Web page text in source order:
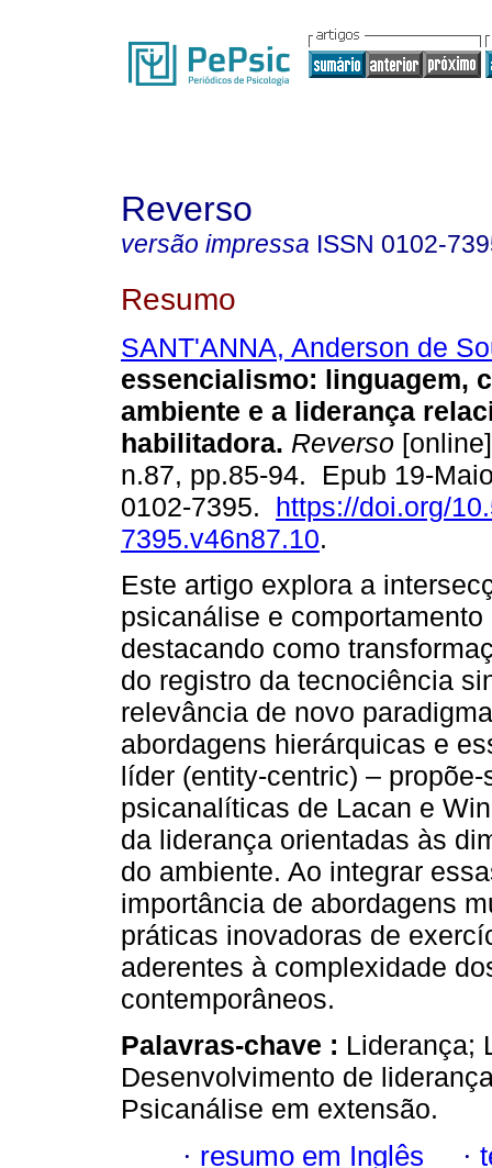
Reverso
versão impressa ISSN 0102-
Resumo
SANT'ANNA, Anderson de
essencialismo: linguagem,
ambiente e a liderança
habilitadora. Reverso
n.87, pp.85-94. Epub 19-
0102-7395. https://doi.org/
7395.v46n87.10.
Este artigo explora a
psicanálise e
destacando como
do registro da tecnociência
relevância de novo
abordagens hierárquicas e
líder (entity-centric) –
psicanalíticas de Lacan e
da liderança orientadas às
do ambiente. Ao integrar
importância de abordagens
práticas inovadoras de
aderentes à complexidade
contemporâneos.
Palavras-chave : Liderança;
Desenvolvimento de
Psicanálise em extensão.
· resumo em Inglês ·